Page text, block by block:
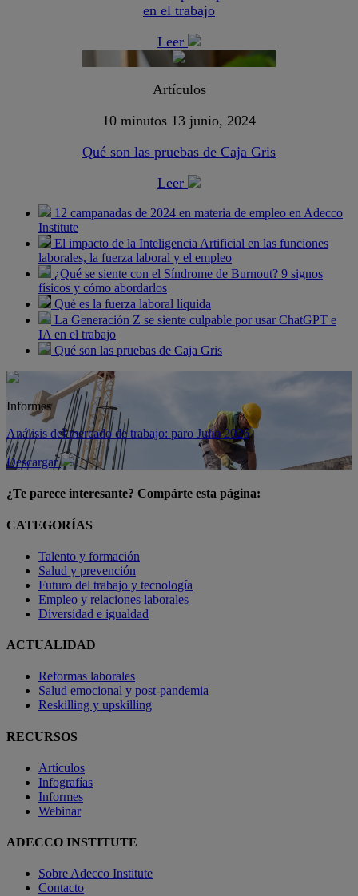
en el trabajo
Leer
Artículos
10 minutos 13 junio, 2024
Qué son las pruebas de Caja Gris
Leer
12 campanadas de 2024 en materia de empleo en Adecco
Institute
El impacto de la Inteligencia Artificial en las funciones
laborales, la fuerza laboral y el empleo
¿Qué se siente con el Síndrome de Burnout? 9 signos
físicos y cómo abordarlos
Qué es la fuerza laboral líquida
La Generación Z se siente culpable por usar ChatGPT e
IA en el trabajo
Qué son las pruebas de Caja Gris
Informes
Análisis del mercado de trabajo: paro Julio 2026
Descargar
¿Te parece interesante? Compárte esta página:
CATEGORÍAS
Talento y formación
Salud y prevención
Futuro del trabajo y tecnología
Empleo y relaciones laborales
Diversidad e igualdad
ACTUALIDAD
Reformas laborales
Salud emocional y post-pandemia
Reskilling y upskilling
RECURSOS
Artículos
Infografías
Informes
Webinar
ADECCO INSTITUTE
Sobre Adecco Institute
Contacto